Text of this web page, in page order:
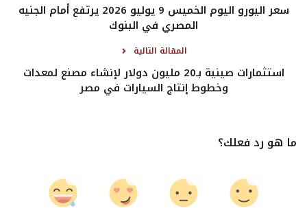
سعر اليورو اليوم الخميس 9 يوليو 2026 يرتفع أمام الجنيه
المصري في البنوك
المقالة التالية
استثمارات صينية بـ20 مليون دولار لإنشاء مصنع لمعدات
وخطوط إنتاج السيارات في مصر
ما هو رد فعلك؟